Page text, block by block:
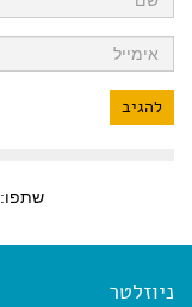
שתפו:
ניוזלטר